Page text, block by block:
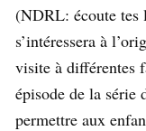
(NDRL: écoute tes
s’intéressera à
visite à différentes
épisode de la série
permettre aux